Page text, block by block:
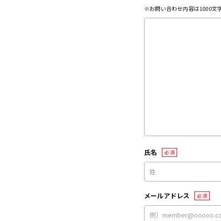
※お問い合わせ内容は1000文
氏名 必須
メールアドレス 必須